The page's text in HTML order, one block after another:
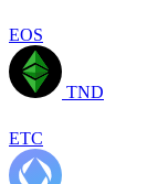
EOS
TND
ETC